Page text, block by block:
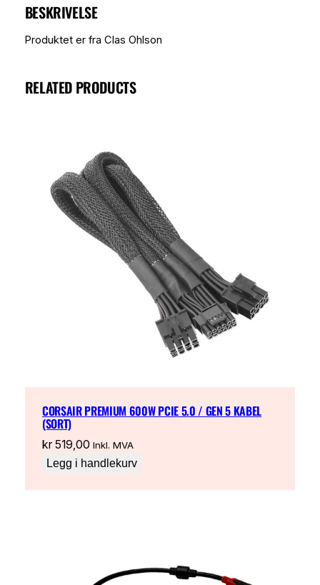
n
d
a
BESKRIVELSE
Produktet er fra Clas Ohlson
RELATED PRODUCTS
CORSAIR PREMIUM 600W PCIE 5.0 / GEN 5 KABEL
(SORT)
kr519,00 Inkl. MVA
Legg i handlekurv